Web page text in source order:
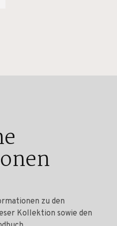
zu den
Kollektion sowie den